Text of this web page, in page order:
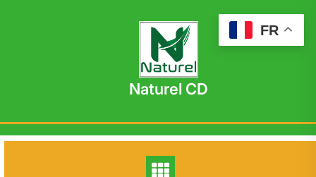
Naturel CD
FR